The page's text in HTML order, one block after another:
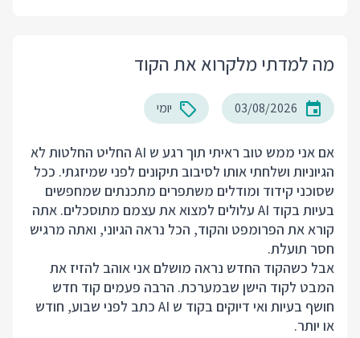
מה למדתי מלקרוא את הקוד
03/08/2026 יומי
אם אני ממש טוב ראיתי תוך רגע ש AI החליט החלטות לא
הגיוניות ושלחתי אותו לסיבוב תיקונים לפני שמיזגתי. ככל
שסוכני קידוד ומודלים משתפרים מתכנתים שמחפשים
בעיות בקוד AI עלולים למצוא את עצמם מתוסכלים. אתה
קורא את הפרומפט והקוד, הכל נראה הגיוני, ואתה מרגיש
חסר תועלת.
אבל כשהקוד החדש נראה מושלם אני אוהב להזיז את
המבט לקוד הישן שבמערכת. הרבה פעמים קוד חדש
חושף בעיות ואי דיוקים בקוד ש AI כתב לפני שבוע, חודש
או יותר.